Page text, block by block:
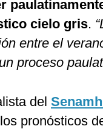
cielo gris.
entre el
proceso
del
pronósticos